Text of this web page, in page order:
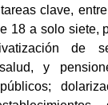
clave,
18 a solo siete,
de
y